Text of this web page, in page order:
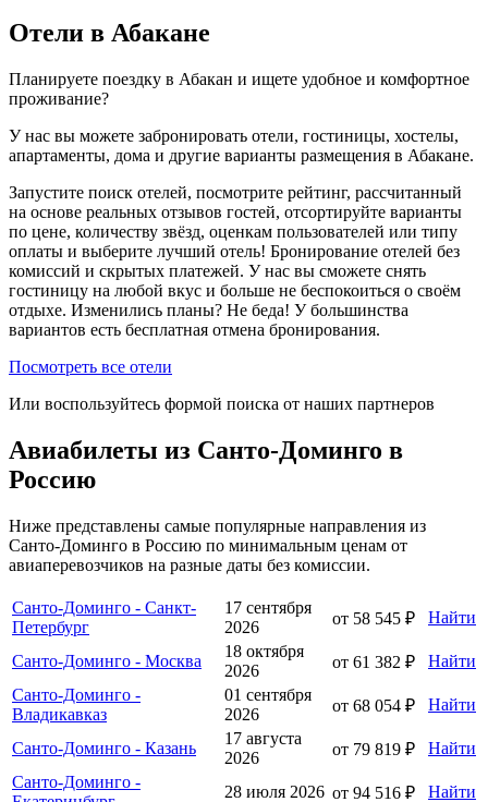
Отели в Абакане
Планируете поездку в Абакан и ищете удобное и комфортное
проживание?
У нас вы можете забронировать отели, гостиницы, хостелы,
апартаменты, дома и другие варианты размещения в Абакане.
Запустите поиск отелей, посмотрите рейтинг, рассчитанный
на основе реальных отзывов гостей, отсортируйте варианты
по цене, количеству звёзд, оценкам пользователей или типу
оплаты и выберите лучший отель! Бронирование отелей без
комиссий и скрытых платежей. У нас вы сможете снять
гостиницу на любой вкус и больше не беспокоиться о своём
отдыхе. Изменились планы? Не беда! У большинства
вариантов есть бесплатная отмена бронирования.
Посмотреть все отели
Или воспользуйтесь формой поиска от наших партнеров
Авиабилеты из Санто-Доминго в
Россию
Ниже представлены самые популярные направления из
Санто-Доминго в Россию по минимальным ценам от
авиаперевозчиков на разные даты без комиссии.
Санто-Доминго - Санкт-
Петербург
17 сентября
2026
от 58 545 ₽ Найти
Санто-Доминго - Москва
18 октября
2026
от 61 382 ₽
Найти
Санто-Доминго -
Владикавказ
01 сентября
2026
от 68 054 ₽ Найти
Санто-Доминго - Казань
17 августа
2026
от 79 819 ₽
Найти
Санто-Доминго -
28 июля 2026 от 94 516 ₽ Найти